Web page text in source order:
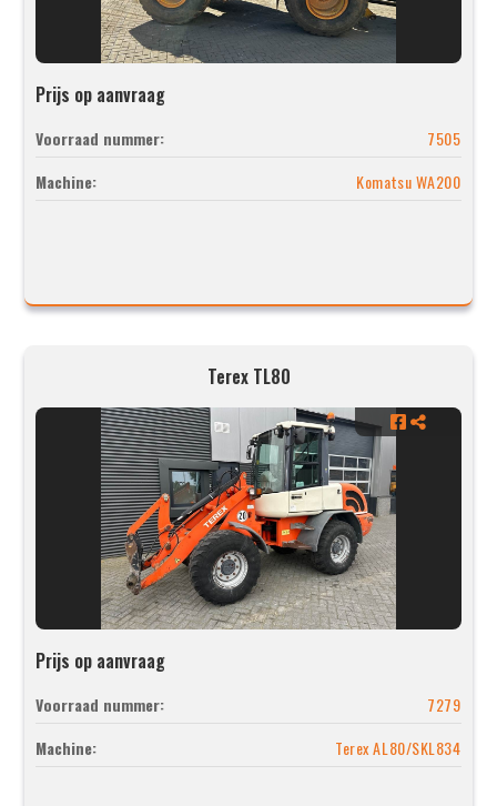
Prijs op aanvraag
Voorraad nummer:
7505
Machine:
Komatsu WA200
Terex TL80
Prijs op aanvraag
Voorraad nummer:
7279
Machine:
Terex AL80/SKL834